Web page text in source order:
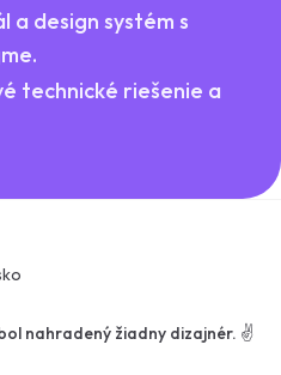
a design systém s
technické riešenie a
nahradený žiadny dizajnér. ✌️